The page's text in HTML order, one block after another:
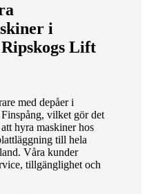
i
Lift
med depåer i
vilket gör det
hyra maskiner hos
till hela
Våra kunder
tillgänglighet och